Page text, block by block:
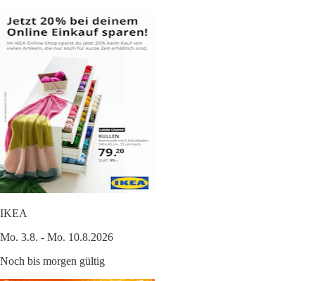
IKEA
Mo. 3.8. - Mo. 10.8.2026
Noch bis morgen gültig